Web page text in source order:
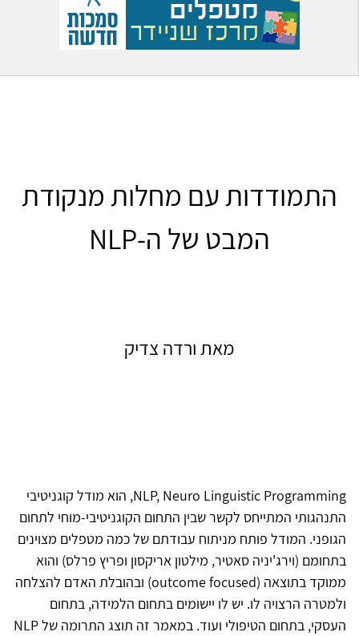
התמודדות עם מחלות מנקודת
המבט של ה-NLP
מאת ורדה צדיק
NLP, Neuro Linguistic Programming, הוא מודל קוגניטיבי
התנהגותי המתייחס לקשר שבין התחום הקוגניטיבי-מוחי לתחום
הגופני. המודל פותח מניתוח עבודתם של כמה מטפלים מצוינים
בתחומם (וירג'יניה סאטיר, מילטון אריקסון ופריץ פרלס) והוא
ממוקד בתוצאה (outcome focused) ובהובלת האדם להצלחה
ולמטרה הרצויה לו. יש לו יישומים בתחום הלמידה, בתחום
העסקי, בתחום הטיפולי ועוד. במאמר זה תוצג התרומה של NLP